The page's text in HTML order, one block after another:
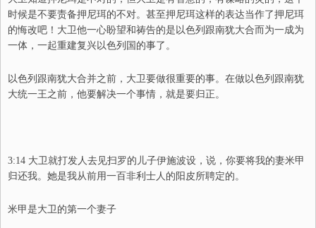
时候是不要责备押尼珥的不对。甚至押尼珥这样的表达当作了押尼珥
的悔改吧！大卫他一心盼望和祷告的是以色列跟南犹大合而为一成为
一体，一起重建复兴以色列国的事了。
以色列跟南犹大合并之前，大卫要做很重要的事。在做以色列跟南犹
大统一王之前，他要解决一个事情，就是要归正。
3:14 大卫就打发人去见扫罗的儿子伊施波设，说，你要将我的妻米甲
归还我。她是我从前用一百非利士人的阳皮所聘定的。
米甲是大卫的第一个妻子